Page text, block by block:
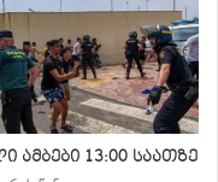
ამბები 13:00 საათზე